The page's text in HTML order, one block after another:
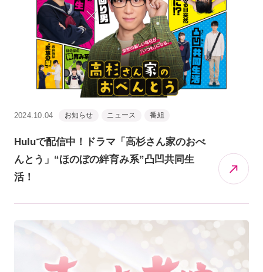
2024.10.04 お知らせ ニュース 番組
Huluで配信中！ドラマ「高杉さん家のおべ
んとう」“ほのぼの絆育み系”凸凹共同生
活！